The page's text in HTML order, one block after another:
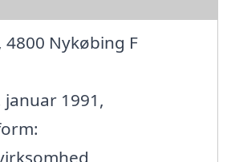
4800 Nykøbing F
1991,